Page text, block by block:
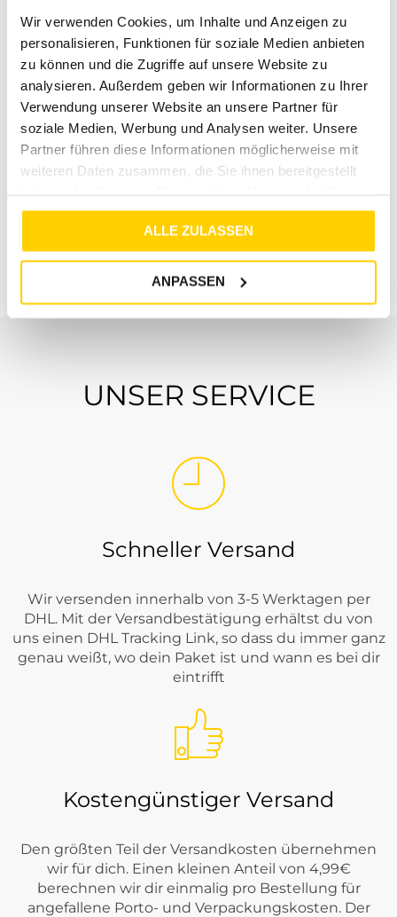
Wir verwenden Cookies, um Inhalte und Anzeigen zu
personalisieren, Funktionen für soziale Medien anbieten
zu können und die Zugriffe auf unsere Website zu
analysieren. Außerdem geben wir Informationen zu Ihrer
Verwendung unserer Website an unsere Partner für
soziale Medien, Werbung und Analysen weiter. Unsere
Partner führen diese Informationen möglicherweise mit
weiteren Daten zusammen, die Sie ihnen bereitgestellt
gesammelt haben.
ALLE ZULASSEN
ANPASSEN
40%
CASAMODA
FREIZEITHEMD KURZARM BLAU
€49,99 €29,99
38%
TOM TAILOR
€39,99 €24,99
UNSER SERVICE
Schneller Versand
Wir versenden innerhalb von 3-5 Werktagen per
DHL. Mit der Versandbestätigung erhältst du von
uns einen DHL Tracking Link, so dass du immer ganz
genau weißt, wo dein Paket ist und wann es bei dir
eintrifft
Kostengünstiger Versand
Den größten Teil der Versandkosten übernehmen
wir für dich. Einen kleinen Anteil von 4,99€
berechnen wir dir einmalig pro Bestellung für
angefallene Porto- und Verpackungskosten. Der